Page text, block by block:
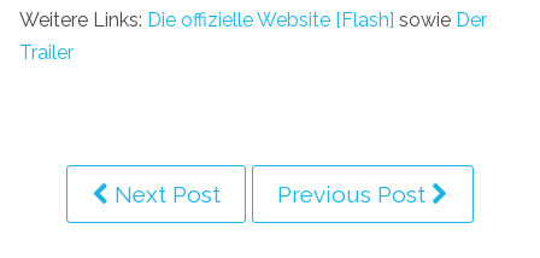
Weitere Links: Die offizielle Website [Flash] sowie Der
Trailer
Next Post Previous Post